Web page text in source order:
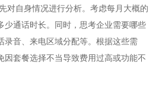
对自身情况进行分析。考虑每月大概的
少通话时长。同时，思考企业需要哪些
录音、来电区域分配等。根据这些需
因套餐选择不当导致费用过高或功能不